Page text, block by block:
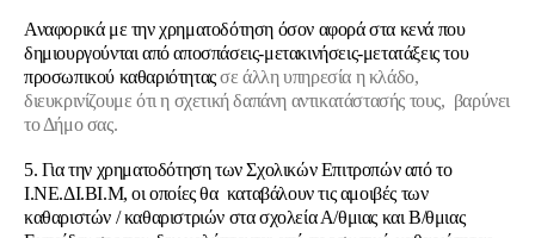
Αναφορικά με την χρηματοδότηση όσον αφορά στα κενά που
δημιουργούνται από αποσπάσεις-μετακινήσεις-μετατάξεις του
προσωπικού καθαριότηταςσε άλλη υπηρεσία η κλάδο,
διευκρινίζουμε ότι η σχετική δαπάνη αντικατάστασής τους, βαρύνει
το Δήμο σας.
5. Για την χρηματοδότηση των Σχολικών Επιτροπών από το
Ι.ΝΕ.ΔΙ.ΒΙ.Μ, οι οποίες θα καταβάλουν τις αμοιβές των
καθαριστών / καθαριστριών στα σχολεία Α/θμιας και Β/θμιας